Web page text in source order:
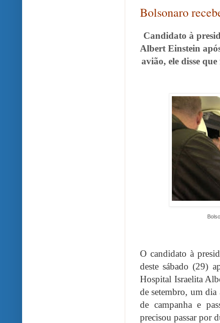
Bolsonaro
Candidato à
Albert Einstein
avião, ele disse
O candidato à
deste sábado (29)
Hospital Israelita
de setembro, um dia
de campanha e
precisou passar por